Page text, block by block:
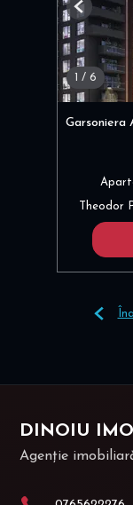
1 / 6
Previous
Garsoniera
Theodor
DINOIU
Agenție